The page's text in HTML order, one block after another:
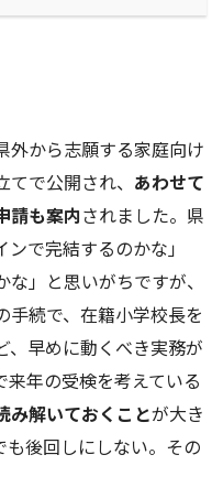
外から志願する家庭向け
で公開され、 あわせて
請も案内されました。県
で完結するのかな」
な」と思いがちですが、
手続で、在籍小学校長を
、早めに動くべき実務が
年の受検を考えている
み解いておくことが大き
後回しにしない。その